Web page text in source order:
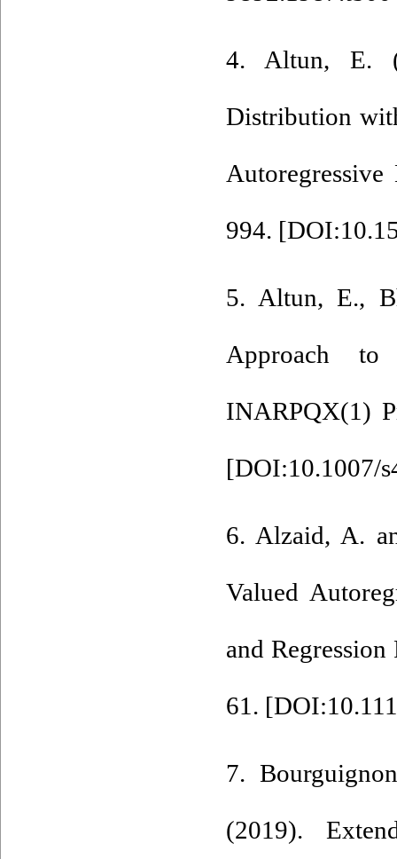
4. Altun‎, ‎E‎.
Distribution
994. [
5. Altun‎, ‎E‎.,
Approach
‎INARPQX(1)
[DOI:10.1007/
6. Alzaid‎, ‎A‎.
Valued
and
61. [
7.
(2019).